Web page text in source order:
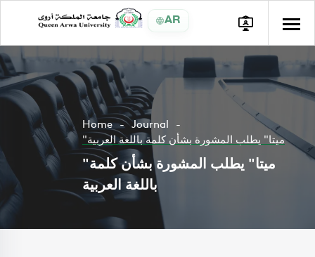
AR
Home
Journal
"ميتا" يطلب المشورة بشأن كلمة باللغة العربية
"ميتا" يطلب المشورة بشأن كلمة
باللغة العربية